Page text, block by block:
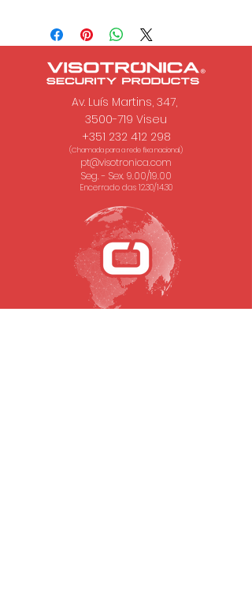
Av. Luís Martins, 347,
3500-719 Viseu
+351 232 412 298
(Chamada para a rede fixa nacional.)
pt@visotronica.com
Seg. - Sex. 9.00/19.00
Encerrado das 12.30/14.30